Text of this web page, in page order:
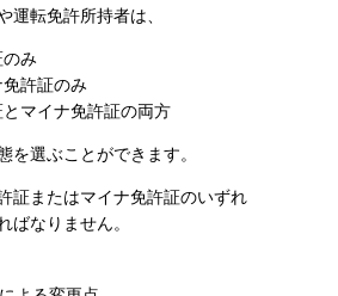
運転免許所持者は、
み
許証のみ
マイナ免許証の両方
を選ぶことができます。
証またはマイナ免許証のいずれ
ばなりません。